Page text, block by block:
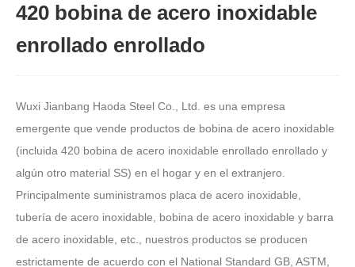
420 bobina de acero inoxidable
enrollado enrollado
Wuxi Jianbang Haoda Steel Co., Ltd. es una empresa
emergente que vende productos de bobina de acero inoxidable
(incluida 420 bobina de acero inoxidable enrollado enrollado y
algún otro material SS) en el hogar y en el extranjero.
Principalmente suministramos placa de acero inoxidable,
tubería de acero inoxidable, bobina de acero inoxidable y barra
de acero inoxidable, etc., nuestros productos se producen
estrictamente de acuerdo con el National Standard GB, ASTM,